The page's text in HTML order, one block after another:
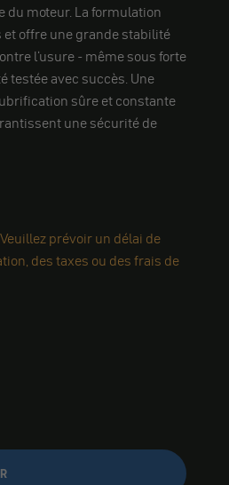
moteur. La formulation
offre une grande stabilité
l'usure - même sous forte
testée avec succès. Une
sûre et constante
une sécurité de
prévoir un délai de
des taxes ou des frais de